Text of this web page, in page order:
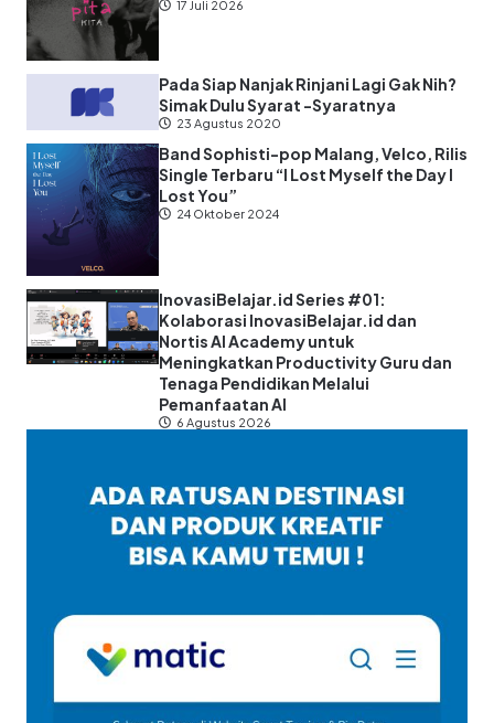
17 Juli 2026
Pada Siap Nanjak Rinjani Lagi Gak Nih?
Simak Dulu Syarat -Syaratnya
23 Agustus 2020
Band Sophisti-pop Malang, Velco, Rilis
Single Terbaru “I Lost Myself the Day I
Lost You”
24 Oktober 2024
InovasiBelajar.id Series #01:
Kolaborasi InovasiBelajar.id dan
Nortis AI Academy untuk
Meningkatkan Productivity Guru dan
Tenaga Pendidikan Melalui
Pemanfaatan AI
6 Agustus 2026